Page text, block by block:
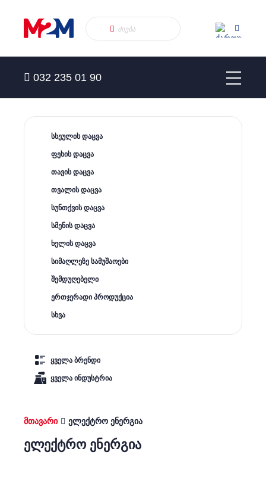
032 235 01 90
სხეულის დაცვა
ფეხის დაცვა
თავის დაცვა
თვალის დაცვა
სუნთქვის დაცვა
სმენის დაცვა
ხელის დაცვა
სიმაღლეზე სამუშაოები
შემდუღებელი
ერთჯერადი პროდუქცია
სხვა
ყველა ბრენდი
ყველა ინდუსტრია
მთავარი ელექტრო ენერგია
ელექტრო ენერგია